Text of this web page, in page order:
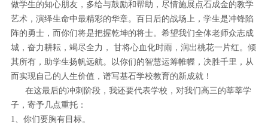
做学生的知心朋友，多给与鼓励和帮助，尽情施展点石成金的教学
艺术，演绎生命中最精彩的华章。百日后的战场上，学生是冲锋陷
阵的勇士，而你们将是把握乾坤的将士。希望我们全体老师众志成
城，奋力耕耘，竭尽全力， 甘将心血化时雨，润出桃花一片红。倾
其所有，助学生扬帆远航。以你们的智慧运筹帷幄，决胜千里，从
而实现自己的人生价值，谱写基石学校教育的新成就！
在这最后的冲刺阶段，我还要代表学校，对我们高三的莘莘学
子，寄予几点重托：
1、你们要胸有目标。